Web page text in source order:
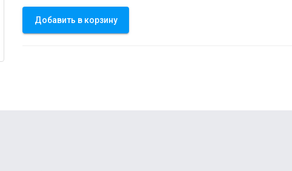
Добавить в корзину